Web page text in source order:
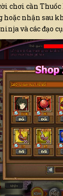
chơi cần Thuốc
hoặc nhận sau
và các đạo